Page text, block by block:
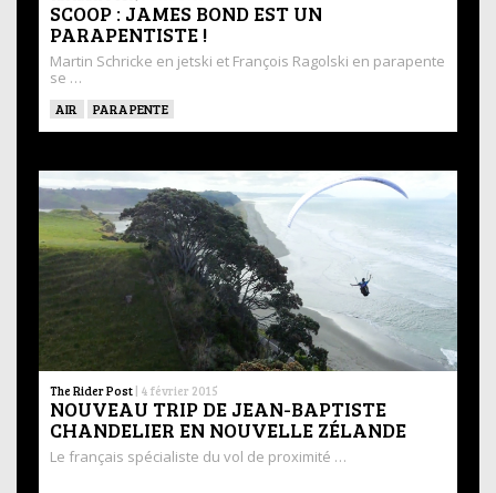
SCOOP : JAMES BOND EST UN
PARAPENTISTE !
Martin Schricke en jetski et François Ragolski en parapente
se …
AIR PARAPENTE
The Rider Post | 4 février 2015
NOUVEAU TRIP DE JEAN-BAPTISTE
CHANDELIER EN NOUVELLE ZÉLANDE
Le français spécialiste du vol de proximité …